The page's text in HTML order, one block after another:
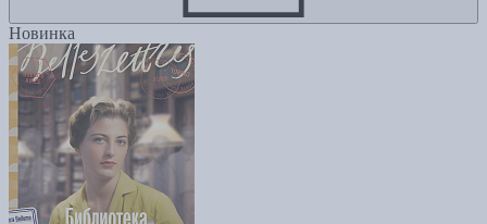
Новинка